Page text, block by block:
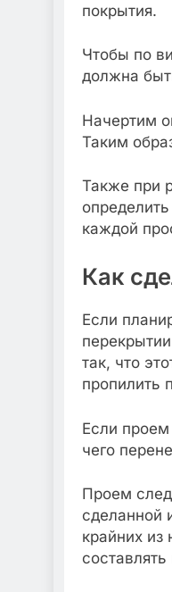
покрытия.
Чтобы по
должна
Начертим
Таким
Также при
каждой
Как
Если
так, что
пропилить
Если
чего
Проем
сделанной
крайних